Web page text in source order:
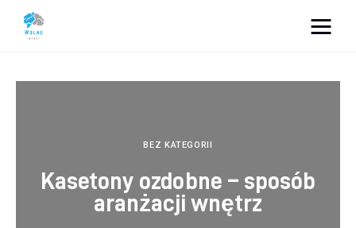
Dom i ogród
BEZ KATEGORII
Kasetony ozdobne – sposób
aranżacji wnętrz